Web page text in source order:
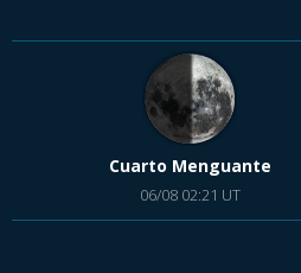
Cuarto Menguante
06/08 02:21 UT